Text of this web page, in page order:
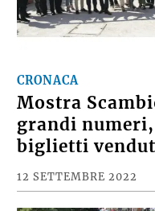
CRONACA
Mostra
grandi
biglietti
12 SETTEMBRE 2022